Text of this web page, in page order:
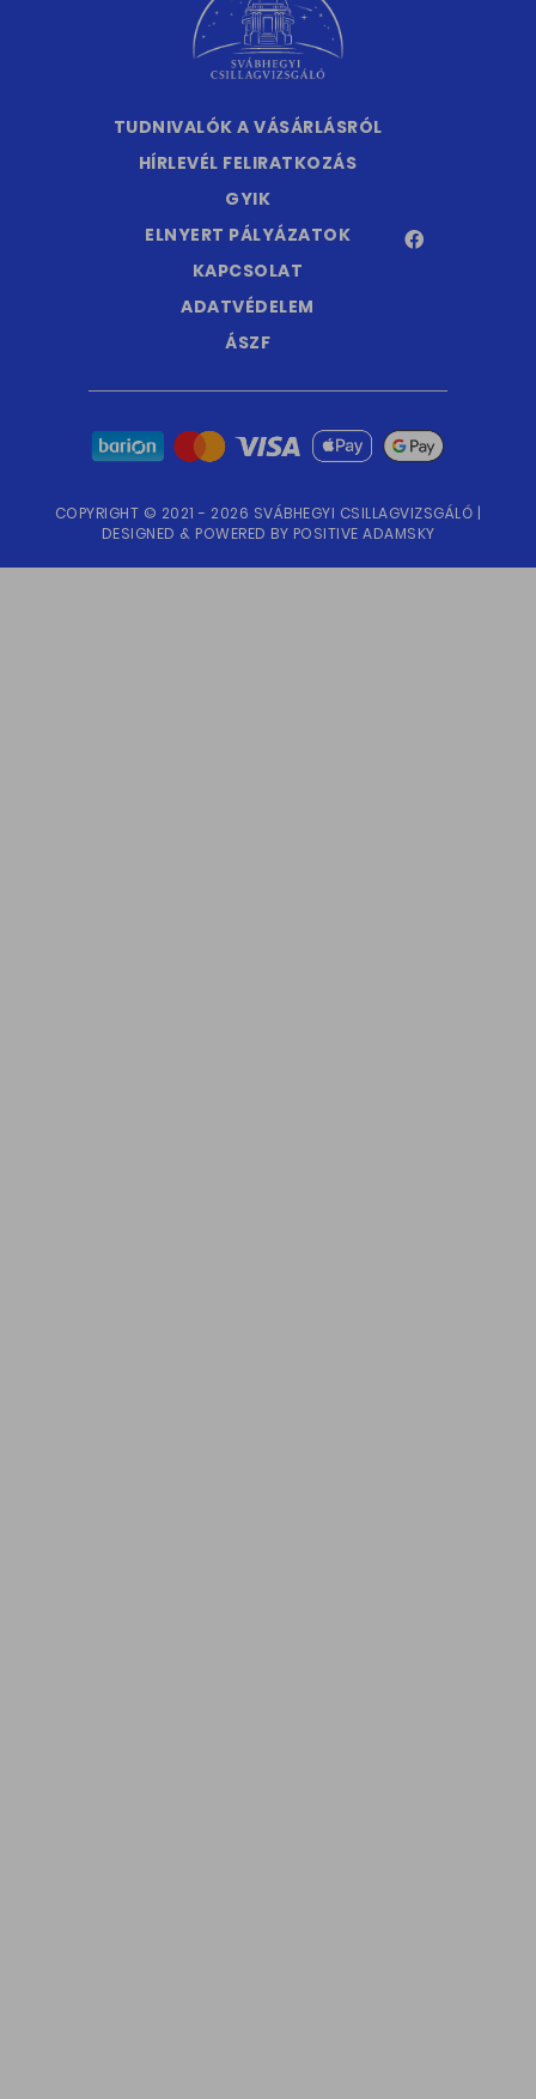
TUDNIVALÓK A VÁSÁRLÁSRÓL
HÍRLEVÉL FELIRATKOZÁS
GYIK
ELNYERT PÁLYÁZATOK
KAPCSOLAT
ADATVÉDELEM
ÁSZF
COPYRIGHT © 2021 - 2026 SVÁBHEGYI CSILLAGVIZSGÁLÓ |
DESIGNED & POWERED BY POSITIVE ADAMSKY